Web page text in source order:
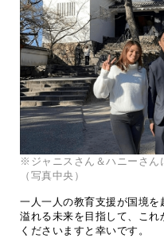
※ジャニスさん＆ハニーさん
（写真中央）
一人一人の教育支援が国境
溢れる未来を目指して、こ
くださいますと幸いです。